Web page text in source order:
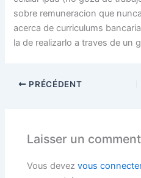
sobre remuneracion que
acerca de curriculums
la de realizarlo a traves de un
PRÉCÉDENT
Laisser un
Vous devezvous